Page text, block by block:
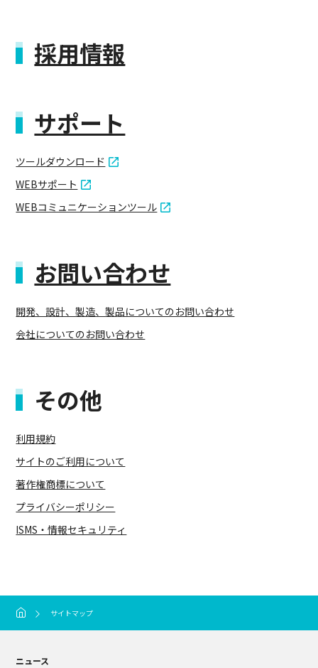
採用情報
サポート
ツールダウンロード
WEBサポート
WEBコミュニケーションツール
お問い合わせ
開発、設計、製造、製品についてのお問い合わせ
会社についてのお問い合わせ
その他
利用規約
サイトのご利用について
著作権商標について
プライバシーポリシー
ISMS・情報セキュリティ
サイトマップ
ニュース